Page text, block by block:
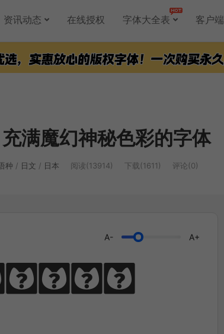
资讯动态 在线授权 字体大全表 客户端
满魔幻神秘色彩的字体
种 / 日文 / 日本 阅读(13914) 下载(1611) 评论(0)
A- A+
遍见真